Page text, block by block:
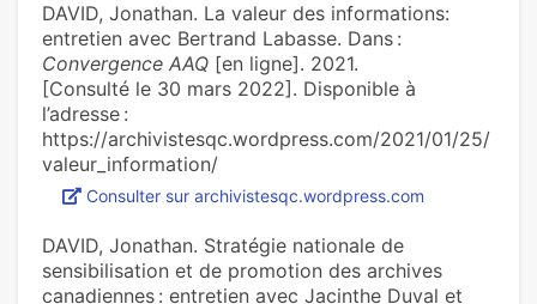
DAVID, Jonathan. La valeur des informations:
entretien avec Bertrand Labasse. Dans :
Convergence AAQ [en ligne]. 2021.
[Consulté le 30 mars 2022]. Disponible à
l’adresse :
https://archivistesqc.wordpress.com/2021/01/25/
valeur_information/
Consulter sur archivistesqc.wordpress.com
DAVID, Jonathan. Stratégie nationale de
sensibilisation et de promotion des archives
canadiennes : entretien avec Jacinthe Duval et